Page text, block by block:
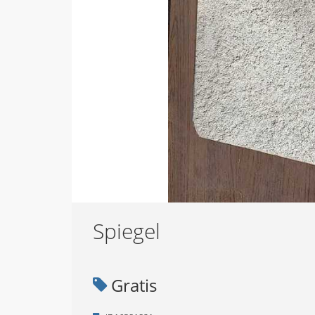
Spiegel
Gratis